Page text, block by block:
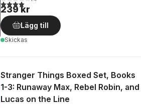
4,0utav 5 stjärnor. Totalt antal röster:
239 kr
Lägg till
Skickas
Stranger Things Boxed Set, Books
1-3: Runaway Max, Rebel Robin, and
Lucas on the Line